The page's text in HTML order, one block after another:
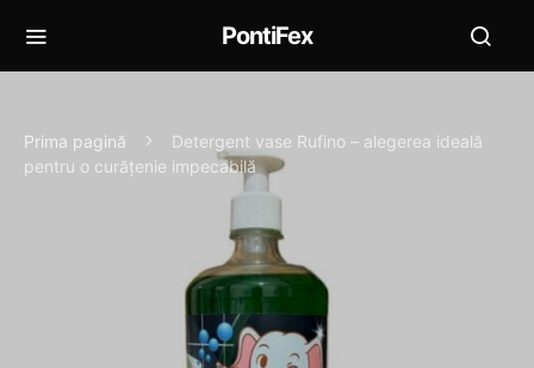
PontiFex
Prima pagină
Detergent vase Rufino – alegerea ideală
pentru o curățenie impecabilă